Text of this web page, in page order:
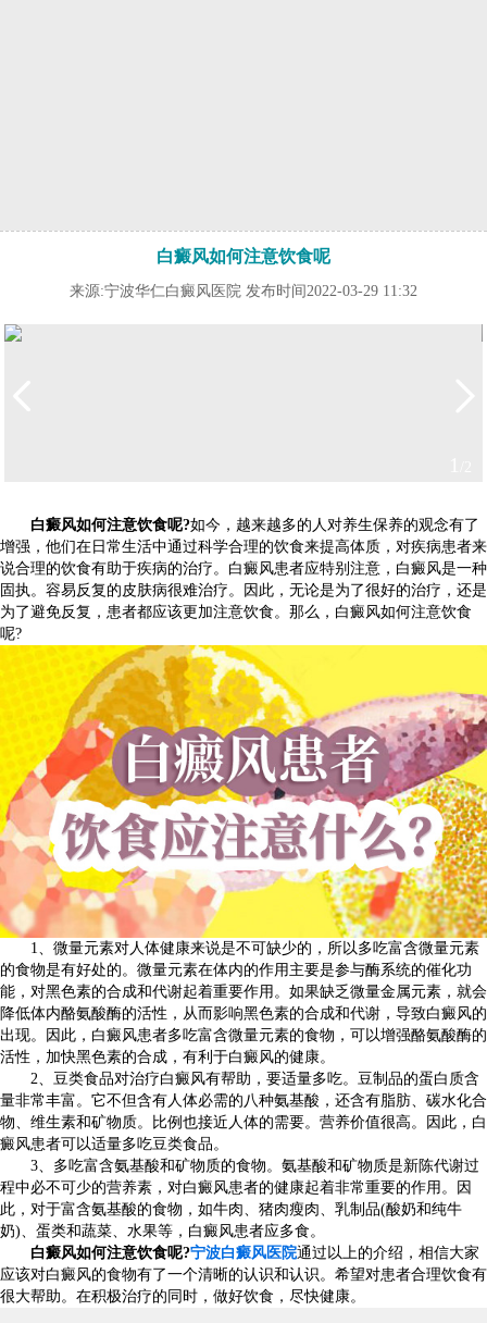
白癜风如何注意饮食呢
来源:宁波华仁白癜风医院 发布时间2022-03-29 11:32
白癜风如何注意饮食呢?如今，越来越多的人对养生保养的观念有了
增强，他们在日常生活中通过科学合理的饮食来提高体质，对疾病患者来
说合理的饮食有助于疾病的治疗。白癜风患者应特别注意，白癜风是一种
固执。容易反复的皮肤病很难治疗。因此，无论是为了很好的治疗，还是
为了避免反复，患者都应该更加注意饮食。那么，白癜风如何注意饮食
呢?
1、微量元素对人体健康来说是不可缺少的，所以多吃富含微量元素
的食物是有好处的。微量元素在体内的作用主要是参与酶系统的催化功
能，对黑色素的合成和代谢起着重要作用。如果缺乏微量金属元素，就会
降低体内酪氨酸酶的活性，从而影响黑色素的合成和代谢，导致白癜风的
出现。因此，白癜风患者多吃富含微量元素的食物，可以增强酪氨酸酶的
活性，加快黑色素的合成，有利于白癜风的健康。
2、豆类食品对治疗白癜风有帮助，要适量多吃。豆制品的蛋白质含
量非常丰富。它不但含有人体必需的八种氨基酸，还含有脂肪、碳水化合
物、维生素和矿物质。比例也接近人体的需要。营养价值很高。因此，白
癜风患者可以适量多吃豆类食品。
3、多吃富含氨基酸和矿物质的食物。氨基酸和矿物质是新陈代谢过
程中必不可少的营养素，对白癜风患者的健康起着非常重要的作用。因
此，对于富含氨基酸的食物，如牛肉、猪肉瘦肉、乳制品(酸奶和纯牛
奶)、蛋类和蔬菜、水果等，白癜风患者应多食。
白癜风如何注意饮食呢?宁波白癜风医院通过以上的介绍，相信大家
应该对白癜风的食物有了一个清晰的认识和认识。希望对患者合理饮食有
很大帮助。在积极治疗的同时，做好饮食，尽快健康。